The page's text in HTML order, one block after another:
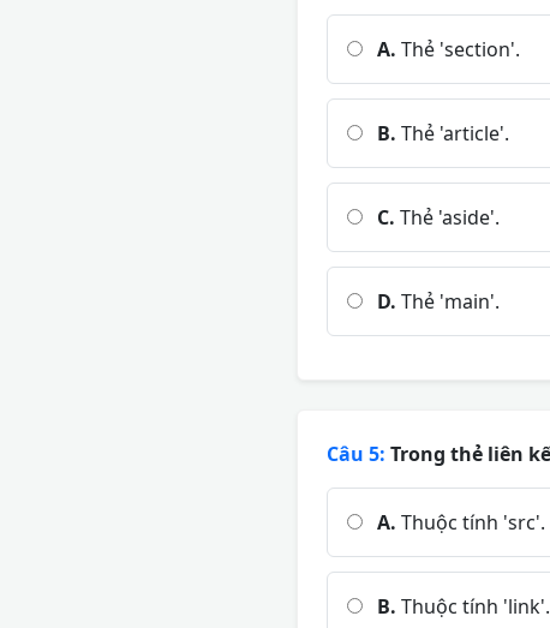
A. Thẻ 'section'.
B. Thẻ 'article'.
C. Thẻ 'aside'.
D. Thẻ 'main'.
Câu 5: Trong thẻ liên
A. Thuộc tính 'src'.
B. Thuộc tính 'link'.